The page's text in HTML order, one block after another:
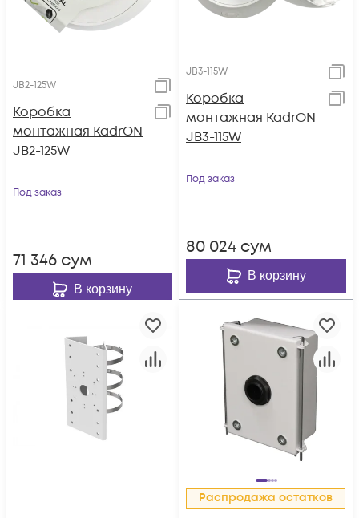
JB2-125W
Коробка
монтажная KadrON
JB2-125W
Под заказ
71 346 сум
В корзину
JB3-115W
Коробка
монтажная KadrON
JB3-115W
Под заказ
80 024 сум
В корзину
Распродажа остатков